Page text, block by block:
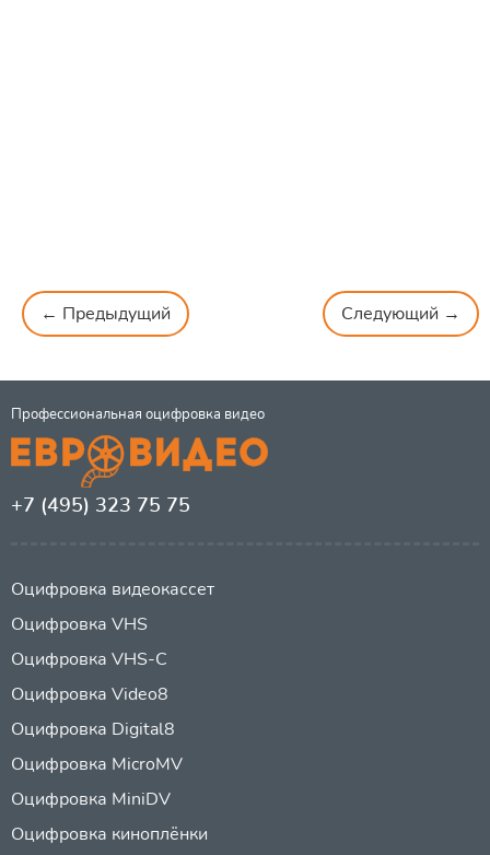
← Предыдущий Следующий →
Профессиональная оцифровка видео
+7 (495) 323 75 75
Оцифровка видеокассет
Оцифровка VHS
Оцифровка VHS-C
Оцифровка Video8
Оцифровка Digital8
Оцифровка MicroMV
Оцифровка MiniDV
Оцифровка киноплёнки